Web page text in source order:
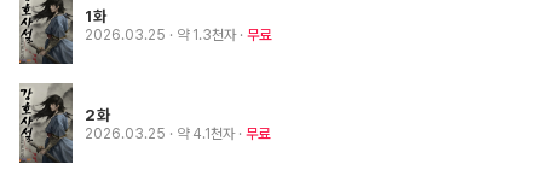
1화
2026.03.25 · 약 1.3천자 무료
2화
2026.03.25 · 약 4.1천자 무료